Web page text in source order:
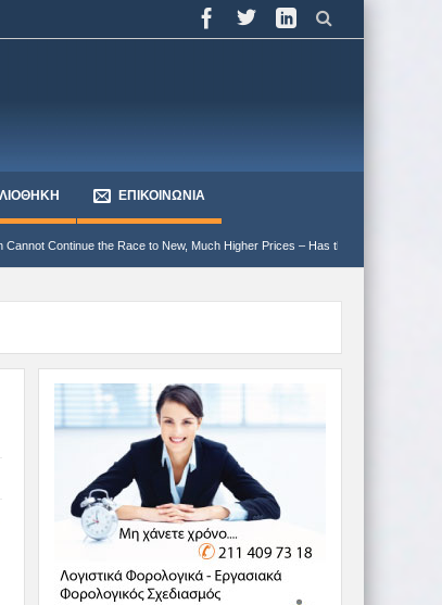
ΕΠΙΚΟΙΝΩΝΙΑ
to New, Much Higher Prices – Has the Bear market begun?